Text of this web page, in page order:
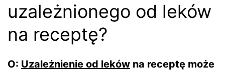
uzależnionego od leków
na receptę?
O: Uzależnienie od leków na receptę może